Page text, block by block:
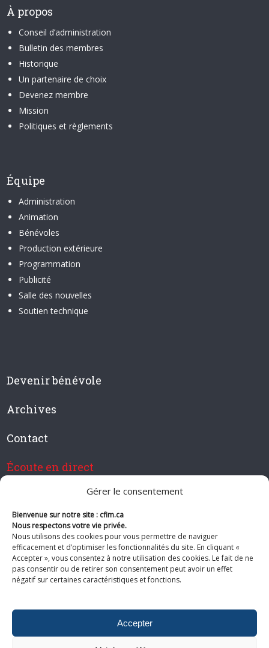
Gérer le consentement
Bienvenue sur notre site : cfim.ca
Nous respectons votre vie privée.
Nous utilisons des cookies pour vous permettre de naviguer
efficacement et d’optimiser les fonctionnalités du site. En cliquant «
Accepter », vous consentez à notre utilisation des cookies. Le fait de ne
pas consentir ou de retirer son consentement peut avoir un effet
négatif sur certaines caractéristiques et fonctions.
Accepter
À propos
Conseil d’administration
Bulletin des membres
Historique
Un partenaire de choix
Devenez membre
Mission
Politiques et règlements
Équipe
Administration
Animation
Bénévoles
Production extérieure
Programmation
Publicité
Salle des nouvelles
Soutien technique
Devenir bénévole
Archives
Contact
Écoute en direct
Devenir membre de CFIM
Suivez-nous